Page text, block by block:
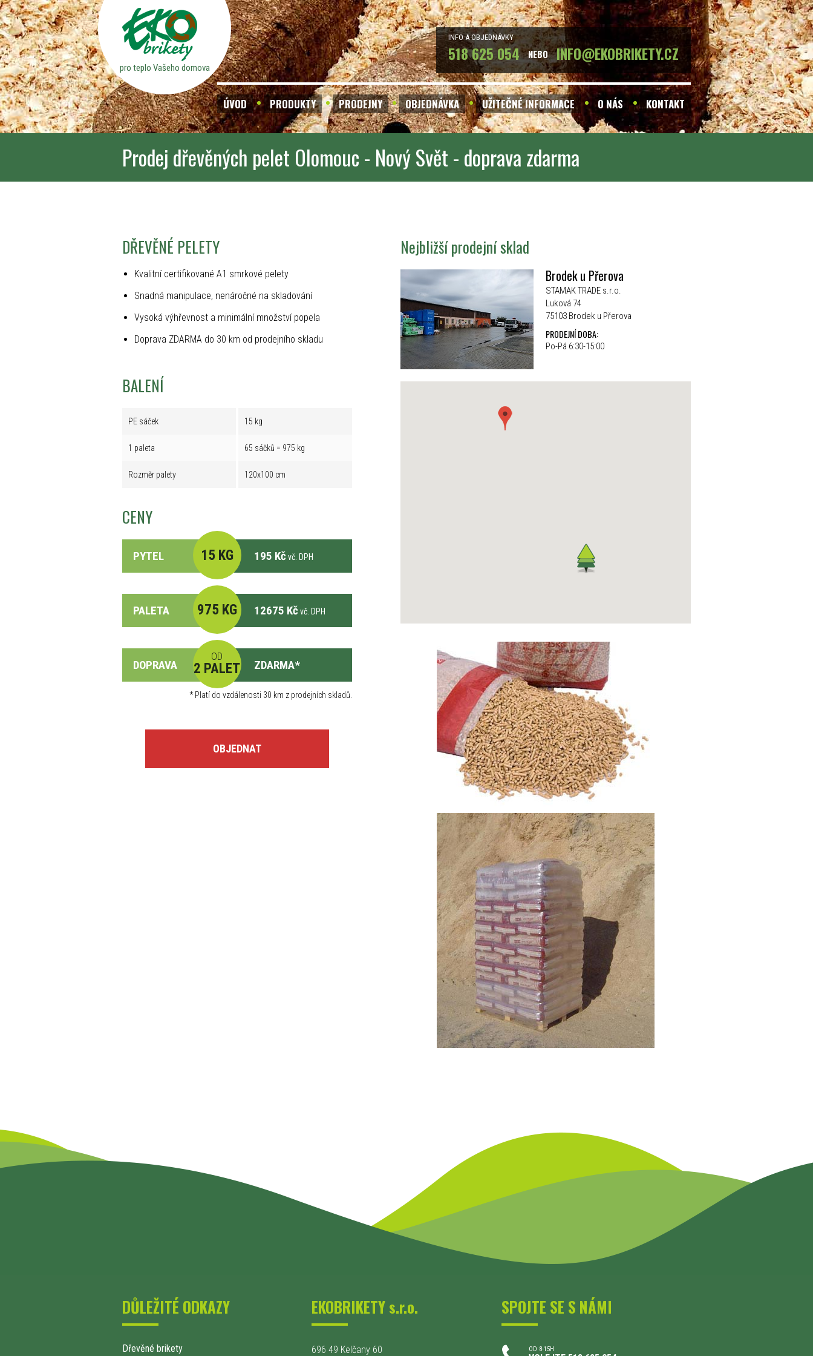
pro teplo Vašeho domova
INFO A OBJEDNÁVKY
518 625 054 NEBO INFO@EKOBRIKETY.CZ
ÚVOD PRODUKTY PRODEJNY OBJEDNÁVKA UŽITEČNÉ INFORMACE O NÁS KONTAKT
Prodej dřevěných pelet Olomouc - Nový Svět - doprava zdarma
DŘEVĚNÉ PELETY
Kvalitní certifikované A1 smrkové pelety
Snadná manipulace, nenáročné na skladování
Vysoká výhřevnost a minimální množství popela
Doprava ZDARMA do 30 km od prodejního skladu
BALENÍ
PE sáček 15 kg
1 paleta 65 sáčků = 975 kg
Rozměr palety 120x100 cm
CENY
PYTEL 15 KG 195 Kč vč. DPH
PALETA 975 KG 12675 Kč vč. DPH
DOPRAVA
OD
2 PALET ZDARMA*
*Platí do vzdálenosti 30 km z prodejních skladů.
OBJEDNAT
Nejbližší prodejní sklad
Brodek u Přerova
STAMAK TRADE s.r.o.
Luková 74
75103 Brodek u Přerova
PRODEJNÍ DOBA:
Po-Pá 6:30-15:00
DŮLEŽITÉ ODKAZY
Dřevěné brikety
EKOBRIKETY s.r.o.
696 49 Kelčany 60
SPOJTE SE S NÁMI
OD 8-15H